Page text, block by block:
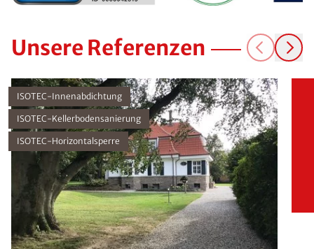
Unsere Referenzen
ISOTEC-Innenabdichtung
ISOTEC-Kellerbodensanierung
ISOTEC-Horizontalsperre